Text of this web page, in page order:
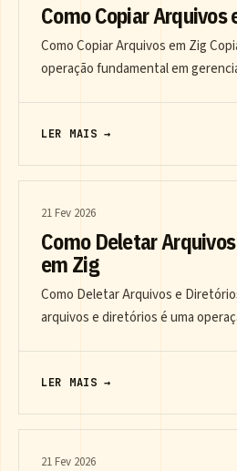
Como Copiar Arquivos
Como Copiar Arquivos em Zig
operação fundamental em
LER MAIS →
21 Fev 2026
Como Deletar
em Zig
Como Deletar Arquivos e
arquivos e diretórios é uma
LER MAIS →
21 Fev 2026